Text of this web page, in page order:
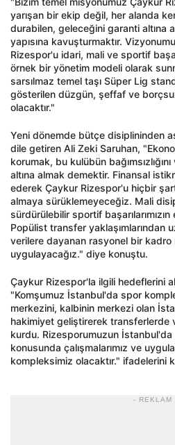
yarışan bir ekip değil, her alanda
durabilen, geleceğini garanti altına
yapısına kavuşturmaktır.
Rizespor'u idari, mali ve sportif
örnek bir yönetim modeli olarak
sarsılmaz temel taşı Süper Lig
gösterilen düzgün, şeffaf ve
olacaktır."
Yeni dönemde bütçe disiplininden
dile getiren Ali Zeki Saruhan,
korumak, bu kulübün
altına almak demektir. Finansal
ederek Çaykur Rizespor'u hiçbir
almaya sürüklemeyeceğiz. Mali
sürdürülebilir sportif
Popülist transfer yaklaşımlarından
verilere dayanan rasyonel bir kadro
uygulayacağız." diye konuştu.
Çaykur Rizespor'la ilgili hedeflerini
"Komşumuz İstanbul'da spor
merkezini, kalbinin merkezi olan
hakimiyet geliştirerek transferlerde
kurdu. Rizesporumuzun
konusunda çalışmalarımız ve
kompleksimiz olacaktır." ifadelerini
- REKLAM